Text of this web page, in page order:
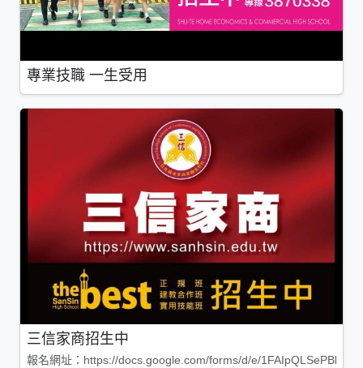
專業技職 一生受用
三信家商招生中
報名網址：https://docs.google.com/forms/d/e/